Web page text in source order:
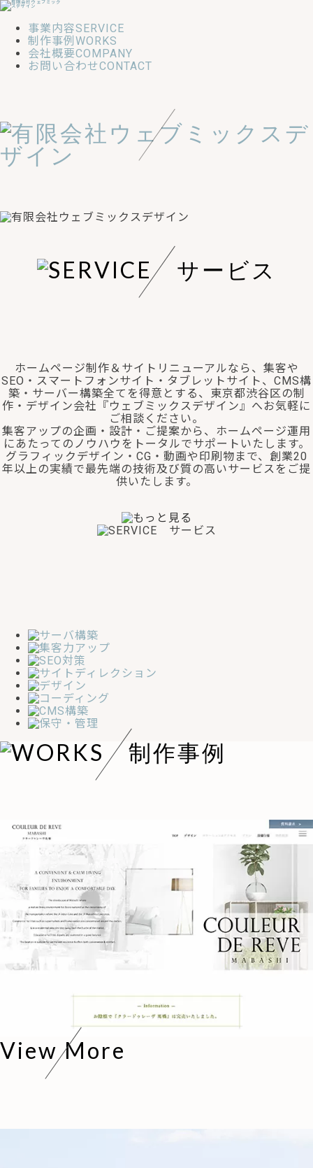
事業内容SERVICE
制作事例 WORKS
会社概要COMPANY
お問い合わせCONTACT
ホームページ制作＆サイトリニューアルなら、集客や
SEO・スマートフォンサイト・タブレットサイト、CMS構
築・サーバー構築全てを得意とする、東京都渋谷区の制
作・デザイン会社『ウェブミックスデザイン』へお気軽に
ご相談ください。
集客アップの企画・設計・ご提案から、ホームページ運用
にあたってのノウハウをトータルでサポートいたします。
グラフィックデザイン・CG・動画や印刷物まで、創業20
年以上の実績で最先端の技術及び質の高いサービスをご提
供いたします。
View More